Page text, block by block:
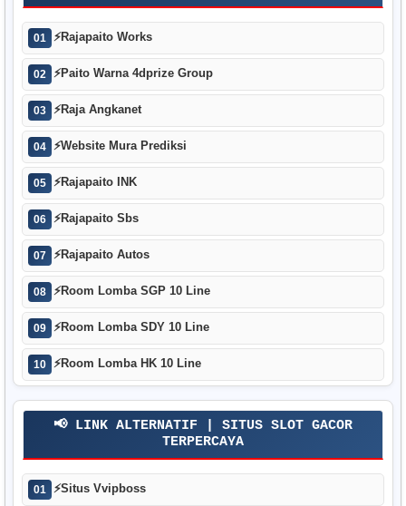
01 ⚡Rajapaito Works
02 ⚡Paito Warna 4dprize Group
03 ⚡Raja Angkanet
04 ⚡Website Mura Prediksi
05 ⚡Rajapaito INK
06 ⚡Rajapaito Sbs
07 ⚡Rajapaito Autos
08 ⚡Room Lomba SGP 10 Line
09 ⚡Room Lomba SDY 10 Line
10 ⚡Room Lomba HK 10 Line
📢 LINK ALTERNATIF | SITUS SLOT GACOR
TERPERCAYA
01 ⚡Situs Vvipboss